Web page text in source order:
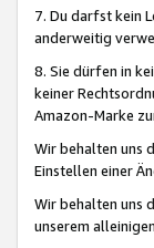
7. Du darfst kein
anderweitig
8. Sie dürfen in
keiner
Amazon-Marke
Wir behalten uns
Einstellen einer
Wir behalten uns
unserem